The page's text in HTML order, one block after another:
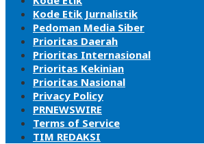
Kode Etik Jurnalistik
Pedoman Media Siber
Prioritas Daerah
Prioritas Internasional
Prioritas Kekinian
Prioritas Nasional
Privacy Policy
PRNEWSWIRE
Terms of Service
TIM REDAKSI